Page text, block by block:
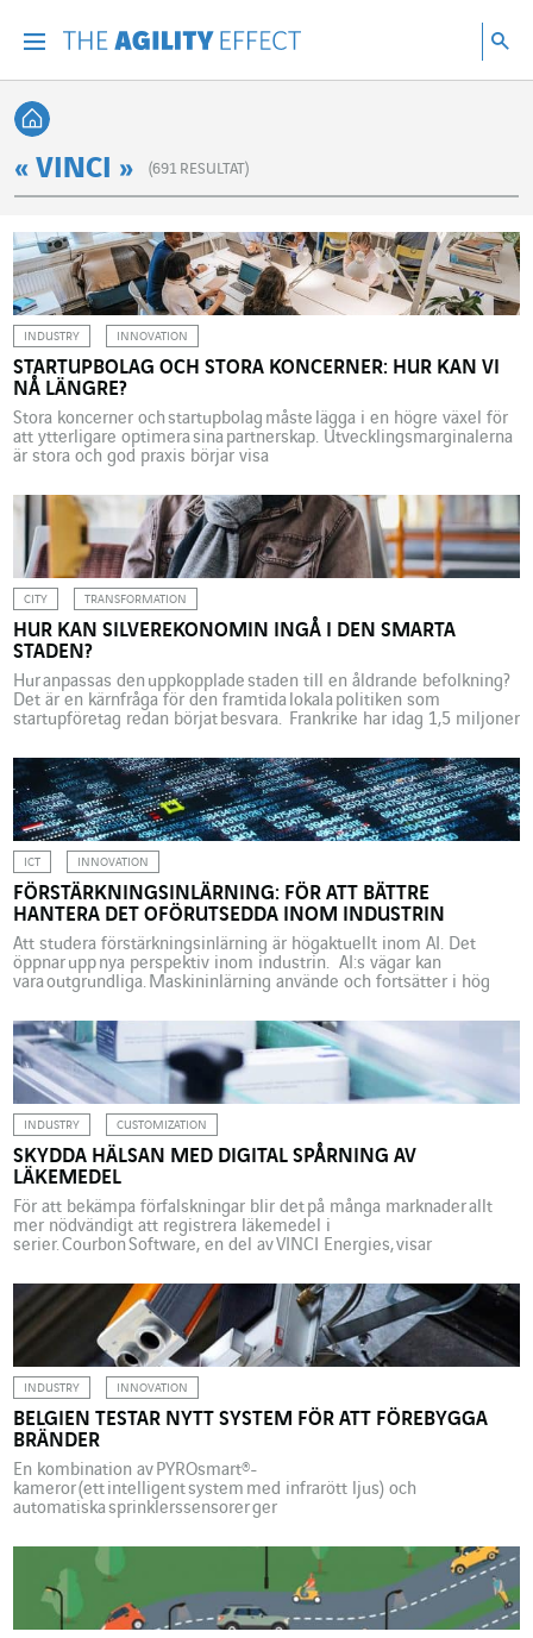
Sök
Tillbaka till startsidan
« VINCI » (691 RESULTAT)
INDUSTRY INNOVATION
STARTUPBOLAG OCH STORA KONCERNER: HUR KAN VI
NÅ LÄNGRE?
Stora koncerner och startupbolag måste lägga i en högre växel för
att ytterligare optimera sina partnerskap. Utvecklingsmarginalerna
är stora och god praxis börjar visa
Energies i Tyskland. En ny undersökning visar att startupbolag och
stora företagskoncerner får allt mer med varandra att göra.
Och mycket har att göra med utvecklingen av POC (Proof of
Concept), som gjort att samarbeten och risktaganden skapat nya
kontakter. Mätningar som […]
CITY TRANSFORMATION
HUR KAN SILVEREKONOMIN INGÅ I DEN SMARTA
STADEN?
Hur anpassas den uppkopplade staden till en åldrande befolkning?
Det är en kärnfråga för den framtida lokala politiken som
startupföretag redan börjat besvara. Frankrike har idag 1,5 miljoner
vara tre gånger så många. 2016 fanns det 7 500 äldreboenden med
mer än 600 000 äldre personer och närmare 760 000 äldre med
funktionshinder fick hemtjänst. ”Den åldrande […]
ICT INNOVATION
FÖRSTÄRKNINGSINLÄRNING: FÖR ATT BÄTTRE
HANTERA DET OFÖRUTSEDDA INOM INDUSTRIN
Att studera förstärkningsinlärning är högaktuellt inom AI. Det
öppnar upp nya perspektiv inom industrin. AI:s vägar kan
vara outgrundliga. Maskininlärning använde och fortsätter i hög
data och förväntad utgående data. Algoritmen lär sig av tusentals
eller miljontals taggade exempel och kopplar på så
sätt samman bilder med kategorier eller klasser. ”Men man kan […]
INDUSTRY CUSTOMIZATION
SKYDDA HÄLSAN MED DIGITAL SPÅRNING AV
LÄKEMEDEL
För att bekämpa förfalskningar blir det på många marknader allt
mer nödvändigt att registrera läkemedel i
serier. Courbon Software, en del av VINCI Energies, visar
världen. Enligt det europeiska direktivet om förfalskade
läkemedel från 2019 ska laboratorium och apotek registrera
läkemedel i serier. Det krävs att system implementeras för att
verifiera produkters autenticitet och enligt det
systemet måste varje medicinförpackning markeras med ett
unikt tillverkningsnummer som också registreras i en […]
INDUSTRY INNOVATION
BELGIEN TESTAR NYTT SYSTEM FÖR ATT FÖREBYGGA
BRÄNDER
En kombination av PYROsmart®-
kameror (ett intelligent system med infrarött ljus) och
automatiska sprinklerssensorer ger
effektivt säkerhetssystem. I Belgien testas nu en helt ny teknik
för att förutse, förebygga och släcka bränder på fabriker. Det går ut
på att en fabrikslokal övervakas av så kallade PYROsmart®-
kameror, som avläser onormal värme och kan rikta objektivet mot
en källa där det snart skulle kunna börja brinna. Systemet har